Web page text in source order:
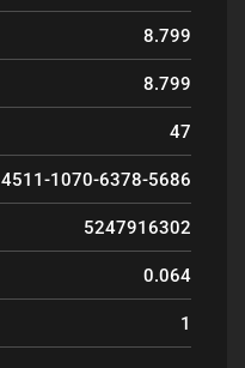
8.799
8.799
47
4511-1070-6378-5686
5247916302
0.064
1